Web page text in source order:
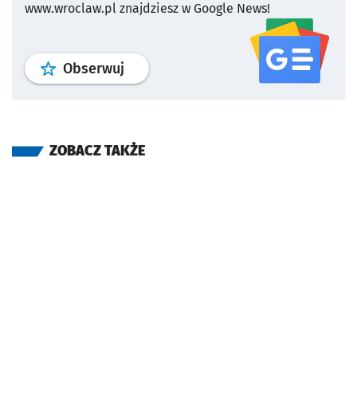
www.wroclaw.pl znajdziesz w Google News!
Obserwuj profil serwisu
ZOBACZ TAKŻE